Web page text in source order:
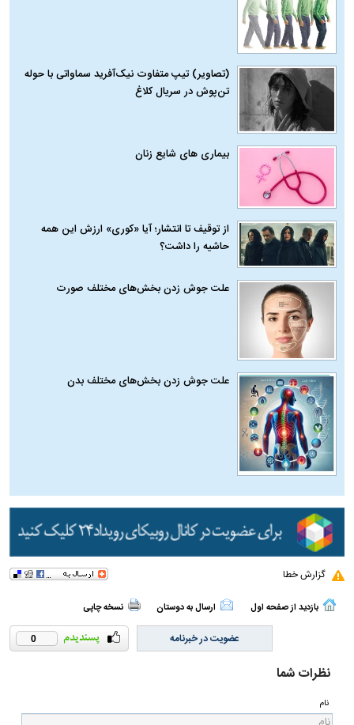
(تصاویر) تیپ متفاوت نیک‌آفرید سماواتی با حوله
تن‌پوش در سریال کلاغ
بیماری‌ های شایع زنان
از توقیف تا انتشار؛ آیا «کوری» ارزش این همه
حاشیه را داشت؟
علت جوش زدن بخش‌های مختلف صورت
علت جوش زدن بخش‌های مختلف بدن
گزارش خطا
بازدید از صفحه اول ارسال به دوستان نسخه چاپی
0 عضویت در خبرنامه
نظرات شما
نام